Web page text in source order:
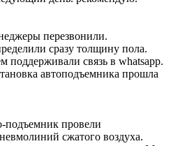
перезвонили.
сразу толщину пола.
поддерживали связь в whatsapp.
автоподъемника прошла
провели
сжатого воздуха.